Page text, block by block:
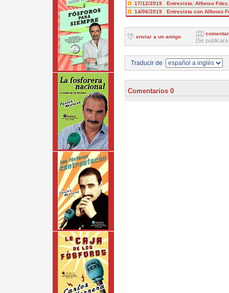
17/12/2019 Entrevista: Alfonso
14/06/2019 Entrevista con Alfonso
enviar a un amigo
comentar
[Se
Traducir de
Comentarios 0